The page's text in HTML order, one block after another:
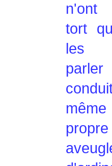
n'ont
tort
les